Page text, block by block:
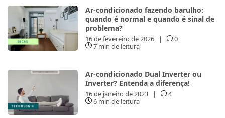
Ar-condicionado fazendo barulho:
quando é normal e quando é sinal de
problema?
16 de fevereiro de 2026 |
0
7 min de leitura
Ar-condicionado Dual Inverter ou
Inverter? Entenda a diferença!
16 de janeiro de 2023 |
4
6 min de leitura